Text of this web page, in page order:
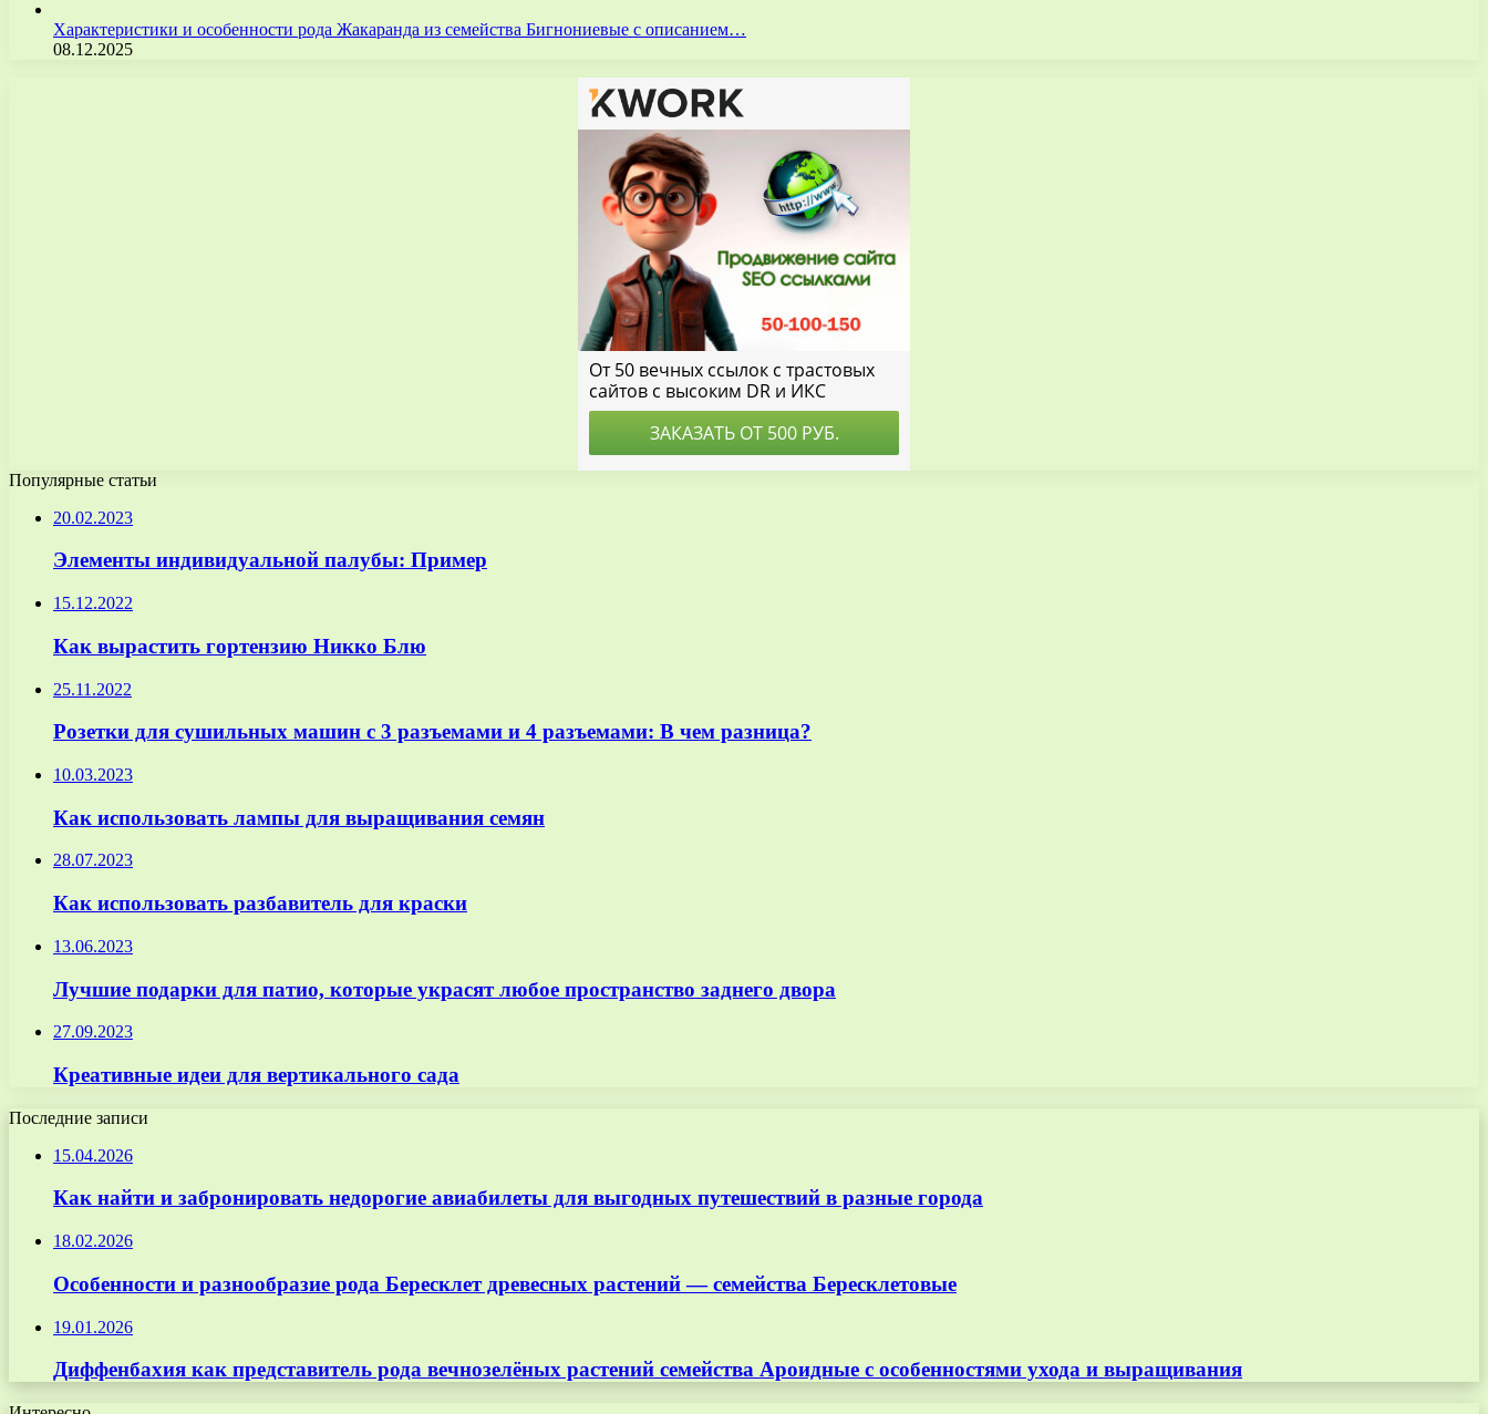
Характеристики и особенности рода Жакаранда из семейства Бигнониевые с описанием…
08.12.2025
Популярные статьи
20.02.2023
Элементы индивидуальной палубы: Пример
15.12.2022
Как вырастить гортензию Никко Блю
25.11.2022
Розетки для сушильных машин с 3 разъемами и 4 разъемами: В чем разница?
10.03.2023
Как использовать лампы для выращивания семян
28.07.2023
Как использовать разбавитель для краски
13.06.2023
Лучшие подарки для патио, которые украсят любое пространство заднего двора
27.09.2023
Креативные идеи для вертикального сада
Последние записи
15.04.2026
Как найти и забронировать недорогие авиабилеты для выгодных путешествий в разные города
18.02.2026
Особенности и разнообразие рода Бересклет древесных растений — семейства Бересклетовые
19.01.2026
Диффенбахия как представитель рода вечнозелёных растений семейства Ароидные с особенностями ухода и выращивания